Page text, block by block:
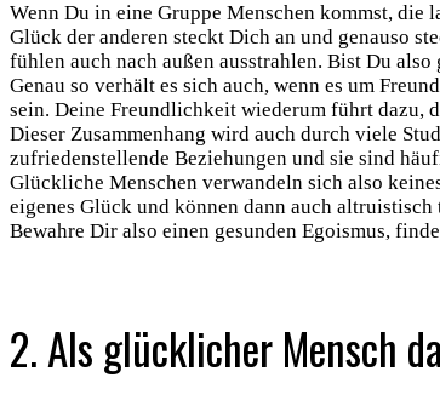
Wenn Du in eine Gruppe Menschen kommst,
Glück der anderen steckt Dich an und genauso
fühlen auch nach außen ausstrahlen. Bist Du
Genau so verhält es sich auch, wenn es um
sein. Deine Freundlichkeit wiederum führt dazu,
Dieser Zusammenhang wird auch durch viele
zufriedenstellende Beziehungen und sie sind
Glückliche Menschen verwandeln sich also
eigenes Glück und können dann auch altruistisch
Bewahre Dir also einen gesunden Egoismus,
2. Als glücklicher Mensch